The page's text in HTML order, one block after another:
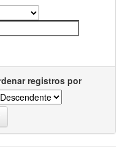
registros por